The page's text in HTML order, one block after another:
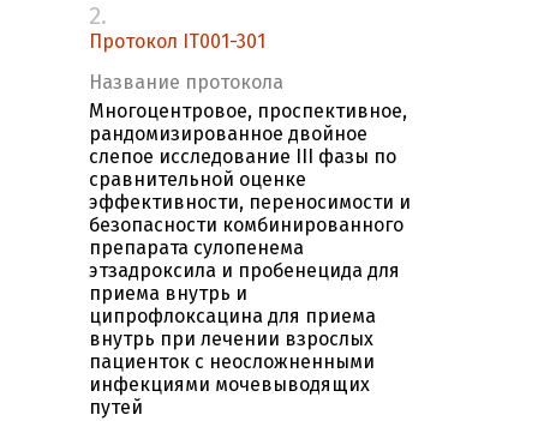
2.
Протокол IT001-301
Название протокола
Многоцентровое, проспективное,
рандомизированное двойное
слепое исследование III фазы по
сравнительной оценке
эффективности, переносимости и
безопасности комбинированного
препарата сулопенема
этзадроксила и пробенецида для
приема внутрь и
ципрофлоксацина для приема
внутрь при лечении взрослых
пациенток с неосложненными
инфекциями мочевыводящих
путей